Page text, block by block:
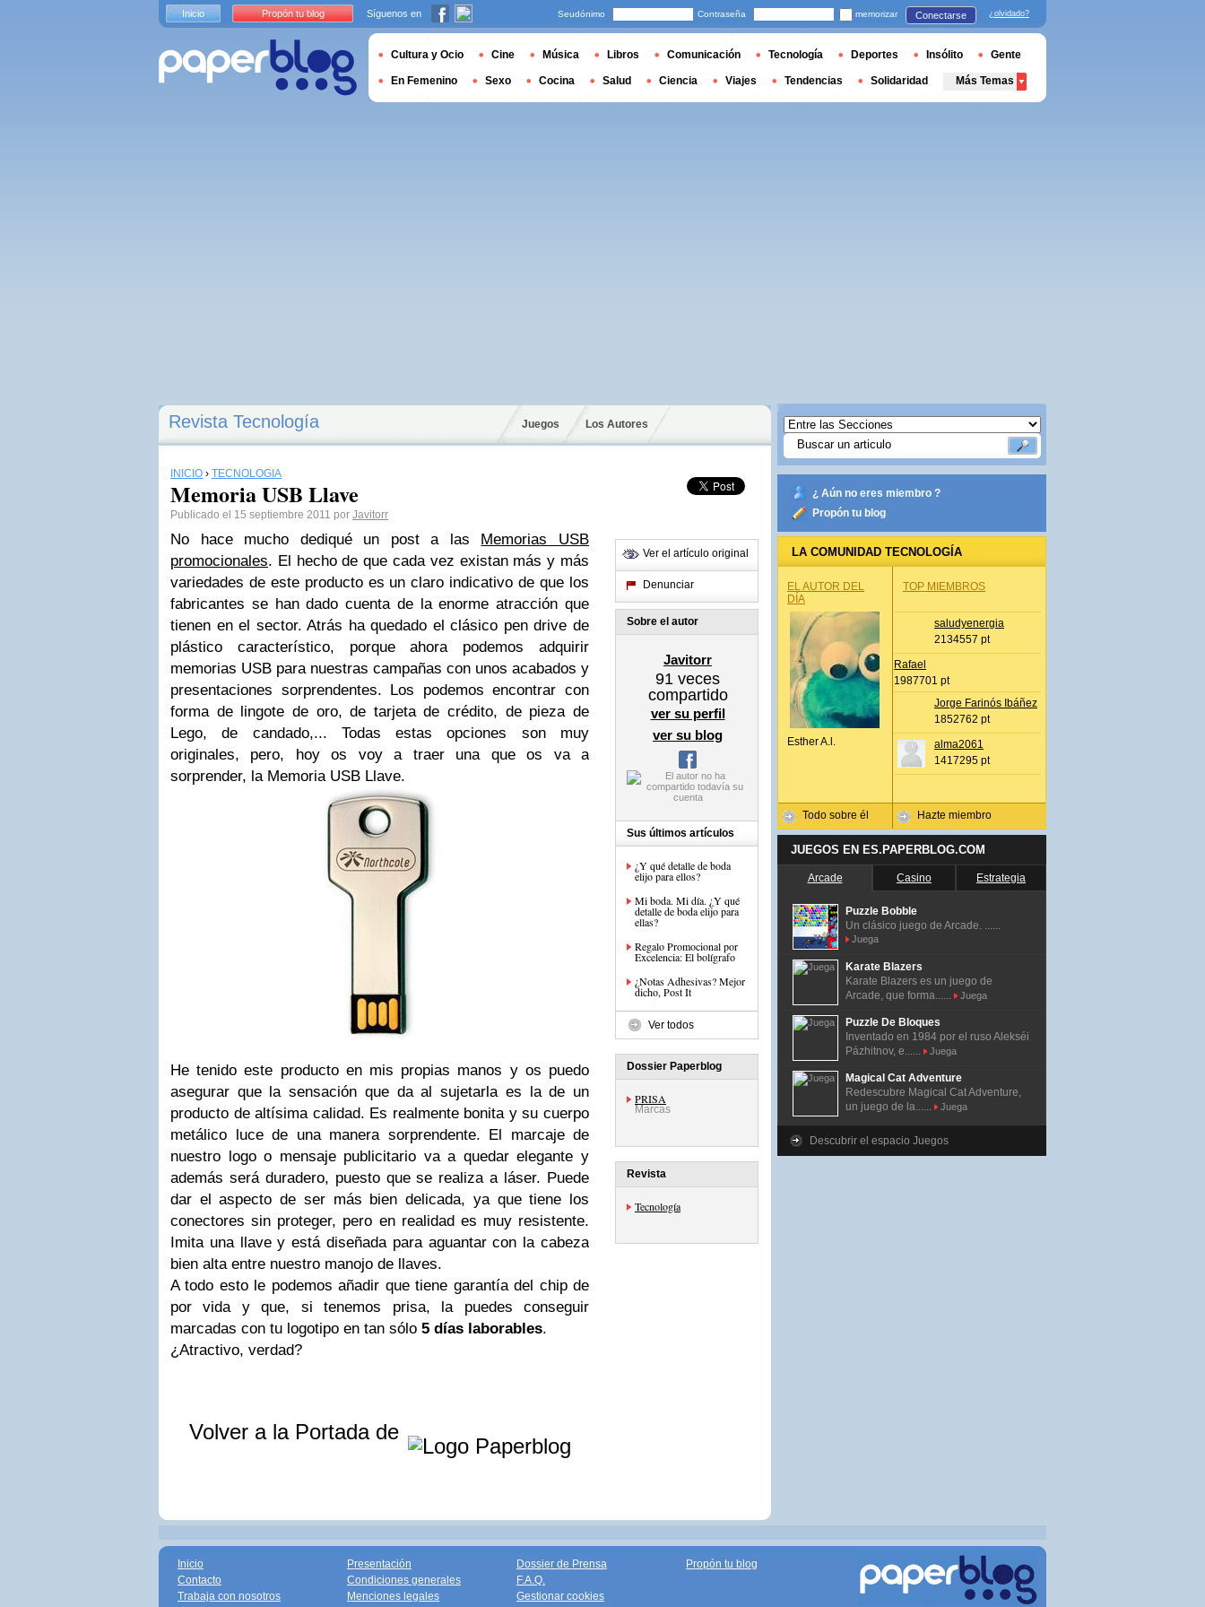
Revista Tecnología Juegos Los Autores
INICIO › TECNOLOGÍA
Memoria USB Llave
Publicado el 15 septiembre 2011 por Javitorr
No hace mucho dediqué un post a las Memorias USB
promocionales. El hecho de que cada vez existan más y más
variedades de este producto es un claro indicativo de que los
fabricantes se han dado cuenta de la enorme atracción que
tienen en el sector. Atrás ha quedado el clásico pen drive de
plástico característico, porque ahora podemos adquirir
memorias USB para nuestras campañas con unos acabados y
presentaciones sorprendentes. Los podemos encontrar con
forma de lingote de oro, de tarjeta de crédito, de pieza de
Lego, de candado,... Todas estas opciones son muy
originales, pero, hoy os voy a traer una que os va a
sorprender, la Memoria USB Llave.
He tenido este producto en mis propias manos y os puedo
asegurar que la sensación que da al sujetarla es la de un
producto de altísima calidad. Es realmente bonita y su cuerpo
metálico luce de una manera sorprendente. El marcaje de
nuestro logo o mensaje publicitario va a quedar elegante y
además será duradero, puesto que se realiza a láser. Puede
dar el aspecto de ser más bien delicada, ya que tiene los
conectores sin proteger, pero en realidad es muy resistente.
Imita una llave y está diseñada para aguantar con la cabeza
bien alta entre nuestro manojo de llaves.
A todo esto le podemos añadir que tiene garantía del chip de
por vida y que, si tenemos prisa, la puedes conseguir
marcadas con tu logotipo en tan sólo 5 días laborables.
¿Atractivo, verdad?
Volver a la Portada de
Ver el artículo original
Denunciar
Sobre el autor
Javitorr
91 veces
compartido
ver su perfil
ver su blog
Sus últimos artículos
¿Y qué detalle de boda
elijo para ellos?
Mi boda. Mi día. ¿Y qué
detalle de boda elijo para
ellas?
Regalo Promocional por
Excelencia: El bolígrafo
¿Notas Adhesivas? Mejor
dicho, Post It
Ver todos
Dossier Paperblog
PRISA
Marcas
Revista
Tecnología
¿ Aún no eres miembro ?
Propón tu blog
LA COMUNIDAD TECNOLOGÍA
EL AUTOR DEL
DÍA
Esther A.l.
Todo sobre él
TOP MIEMBROS
saludyenergia
2134557 pt
Rafael
1987701 pt
Jorge Farinós Ibáñez
1852762 pt
alma2061
1417295 pt
Hazte miembro
JUEGOS EN ES.PAPERBLOG.COM
Arcade Casino Estrategia
Puzzle Bobble
Un clásico juego de Arcade. ......
Juega
Karate Blazers
Karate Blazers es un juego de
Arcade, que forma......
Juega
Puzzle De Bloques
Inventado en 1984 por el ruso Alekséi
Pázhitnov, e......
Juega
Magical Cat Adventure
Redescubre Magical Cat Adventure,
un juego de la......
Juega
Descubrir el espacio Juegos
Inicio Propón tu blog Síguenos en Seudónimo Contraseña memorizar Conectarse ¿olvidado?
Cultura y Ocio Cine Música Libros Comunicación Tecnología Deportes Insólito Gente
En Femenino Sexo Cocina Salud Ciencia Viajes Tendencias Solidaridad Más Temas
Inicio
Contacto
Trabaja con nosotros
Presentación
Condiciones generales
Menciones legales
Dossier de Prensa
F.A.Q.
Gestionar cookies
Propón tu blog